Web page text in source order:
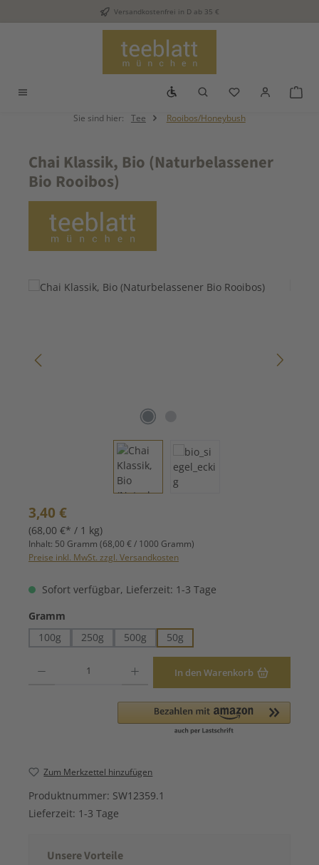
Zum Hauptinhalt springenVersandkostenfrei in D ab 35 €
Werkzeugleiste anzeigen
Du hast 0
Sie sind hier: Tee Rooibos/Honeybush
Chai Klassik, Bio (Naturbelassener
Bio Rooibos)
Bildergalerie überspringen
Regulärer Preis:
3,40 €
(68,00 €* / 1 kg)
Inhalt: 50 Gramm (68,00 € / 1000 Gramm)
Preise inkl. MwSt. zzgl. Versandkosten
Sofort verfügbar, Lieferzeit: 1-3 Tage
Gramm
100g
250g 500g 50g
In den Warenkorb
Zum Merkzettel hinzufügen
Produktnummer: SW12359.1
Lieferzeit: 1-3 Tage
Unsere Vorteile